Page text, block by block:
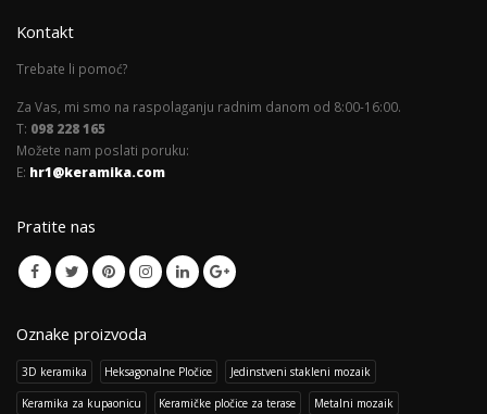
Kontakt
Trebate li pomoć?
Za Vas, mi smo na raspolaganju radnim danom od 8:00-16:00.
T: 098 228 165
Možete nam poslati poruku:
E: hr1@keramika.com
Pratite nas
Oznake proizvoda
3D keramika Heksagonalne Pločice Jedinstveni stakleni mozaik
Keramika za kupaonicu Keramičke pločice za terase Metalni mozaik